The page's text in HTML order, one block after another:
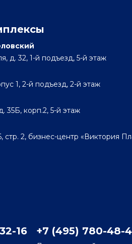
д. 32, 1-й подъезд, 5-й этаж
1, 2-й подъезд, 2-й этаж
35Б, корп.2, 5-й этаж
стр. 2, бизнес-центр «Виктория
16 +7 (495) 780-48-